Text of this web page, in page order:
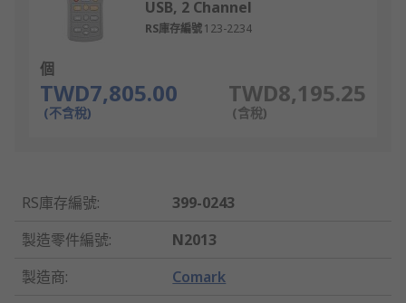
USB, 2 Channel
RS庫存編號123-2234
個
TWD7,805.00
(不含稅)
TWD8,195.25
(含稅)
RS庫存編號:
399-0243
製造零件編號:
N2013
製造商: Comark